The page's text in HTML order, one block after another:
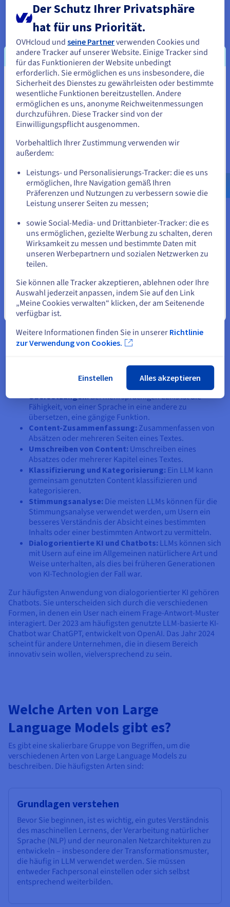
LLMs können effizient mit eingeschränkten Trainingsdaten
arbeiten. Daher sind sie sehr nützlich für Aufgaben, bei denen
die Datenerfassung schwierig oder kostspielig ist.
Arten der Anwendung von LLMs
Vielzahl von NLP-Aufgaben verwendet werden können. Dazu
gehören:
die Möglichkeit, Text zu einem
beliebigen Thema zu generieren, zu dem das LLM
Übersetzungen:Bei mehrsprachigen LLMs ist die
Fähigkeit, von einer Sprache in eine andere zu
übersetzen, eine gängige Funktion.
Content-Zusammenfassung: Zusammenfassen von
Absätzen oder mehreren Seiten eines Textes.
Umschreiben von Content: Umschreiben eines
Absatzes oder mehrerer Kapitel eines Textes.
Klassifizierung und Kategorisierung: Ein LLM kann
gemeinsam genutzten Content klassifizieren und
kategorisieren.
Stimmungsanalyse: Die meisten LLMs können für die
Stimmungsanalyse verwendet werden, um Usern ein
besseres Verständnis der Absicht eines bestimmten
Inhalts oder einer bestimmten Antwort zu vermitteln.
Dialogorientierte KI und Chatbots: LLMs können sich
mit Usern auf eine im Allgemeinen natürlichere Art und
Weise unterhalten, als dies bei früheren Generationen
von KI-Technologien der Fall war.
Zur häufigsten Anwendung von dialogorientierter KI gehören
Chatbots. Sie unterscheiden sich durch die verschiedenen
Formen, in denen ein User nach einem Frage-Antwort-Muster
interagiert. Der 2023 am häufigsten genutzte LLM-basierte KI-
Chatbot war ChatGPT, entwickelt von OpenAI. Das Jahr 2024
scheint für andere Unternehmen, die in diesem Bereich
innovativ sein wollen, vielversprechend zu sein.
Welche Arten von Large
Language Models gibt es?
Es gibt eine skalierbare Gruppe von Begriffen, um die
verschiedenen Arten von Large Language Models zu
beschreiben. Die häufigsten Arten sind:
Grundlagen verstehen
Bevor Sie beginnen, ist es wichtig, ein gutes Verständnis
des maschinellen Lernens, der Verarbeitung natürlicher
Sprache (NLP) und der neuronalen Netzarchitekturen zu
entwickeln – insbesondere der Transformationsmuster,
die häufig in LLM verwendet werden. Sie müssen
entweder Fachpersonal einstellen oder sich selbst
entsprechend weiterbilden.
Sie scheinen sich in Vereinigte
Staaten zu befinden.
Wenn Sie aus Vereinigte Staaten bestellen möchten, müssen Sie
sich auf der entsprechenden Website umsehen und dort einen
Account erstellen.
us.ovhcloud.com/learn Englisch USD - $
oder
Auf der aktuellen Website bleiben
Eine andere Website wählen
Schließen
Der Schutz Ihrer Privatsphäre
hat für uns Priorität.
OVHcloud undseine Partnerverwenden Cookies und
andere Tracker auf unserer Website. Einige Tracker sind
für das Funktionieren der Website unbedingt
erforderlich. Sie ermöglichen es uns insbesondere, die
Sicherheit des Dienstes zu gewährleisten oder bestimmte
wesentliche Funktionen bereitzustellen. Andere
ermöglichen es uns, anonyme Reichweitenmessungen
durchzuführen. Diese Tracker sind von der
Einwilligungspflicht ausgenommen.
Vorbehaltlich Ihrer Zustimmung verwenden wir
außerdem:
Leistungs- und Personalisierungs-Tracker: die es uns
ermöglichen, Ihre Navigation gemäß Ihren
Präferenzen und Nutzungen zu verbessern sowie die
Leistung unserer Seiten zu messen;
sowie Social-Media- und Drittanbieter-Tracker: die es
uns ermöglichen, gezielte Werbung zu schalten, deren
Wirksamkeit zu messen und bestimmte Daten mit
unseren Werbepartnern und sozialen Netzwerken zu
teilen.
Sie können alle Tracker akzeptieren, ablehnen oder Ihre
Auswahl jederzeit anpassen, indem Sie auf den Link
„Meine Cookies verwalten“ klicken, der am Seitenende
verfügbar ist.
Weitere Informationen finden Sie in unserer Richtlinie
zur Verwendung von Cookies.
Einstellen Alles akzeptieren